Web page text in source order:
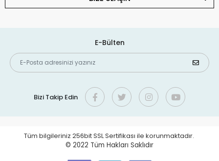
E-Bülten
Bizi Takip Edin
Tüm bilgileriniz 256bit SSL Sertifikası ile korunmaktadır.
© 2022 Tüm Hakları Saklıdır